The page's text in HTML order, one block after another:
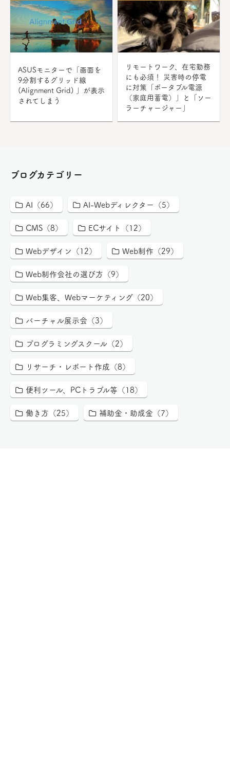
ASUSモニターで「画面を
9分割するグリッド線
(Alignment Grid) 」が表示
されてしまう
リモートワーク、在宅勤務
にも必須！ 災害時の停電
に対策「ポータブル電源
（家庭用蓄電）」と「ソー
ラーチャージャー」
ブログカテゴリー
AI（66） AI-Webディレクター（5）
CMS（8） ECサイト（12）
Webデザイン（12） Web制作（29）
Web制作会社の選び方（9）
Web集客、Webマーケティング（20）
バーチャル展示会（3）
プログラミングスクール（2）
リサーチ・レポート作成（8）
便利ツール、PCトラブル等（18）
働き方（25） 補助金・助成金（7）